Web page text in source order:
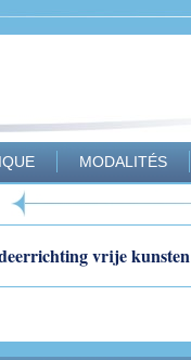
MODALITÉS
vrije kunsten